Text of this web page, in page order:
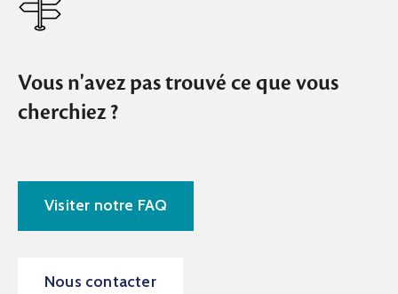
Vous n'avez pas trouvé ce que vous
cherchiez ?
Visiter notre FAQ
Nous contacter